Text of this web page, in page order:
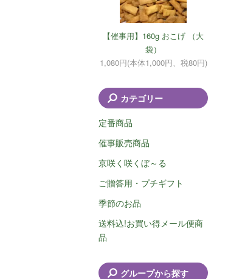
【催事用】160g おこげ （大
袋）
1,080円(本体1,000円、税80円)
カテゴリー
定番商品
催事販売商品
京咲く咲くぼ～る
ご贈答用・プチギフト
季節のお品
送料込!お買い得メール便商
品
グループから探す